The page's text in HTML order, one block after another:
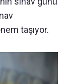
taşıyor.